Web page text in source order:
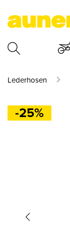
Lederhosen
-25%